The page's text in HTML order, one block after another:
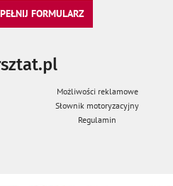
FORMULARZ
Możliwości reklamowe
Słownik motoryzacyjny
Regulamin